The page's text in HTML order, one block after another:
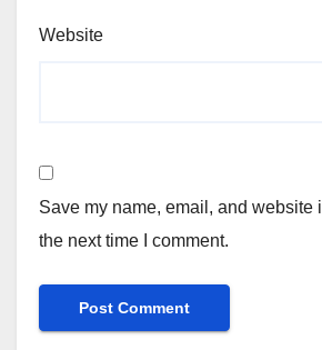
Website
Save my name, email, and website
the next time I comment.